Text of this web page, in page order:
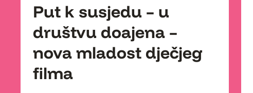
Put k susjedu – u
društvu doajena –
nova mladost dječjeg
filma